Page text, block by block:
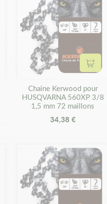
au panier
Chaine Kerwood pour
HUSQVARNA 560XP 3/8
1,5 mm 72 maillons
34,38 €